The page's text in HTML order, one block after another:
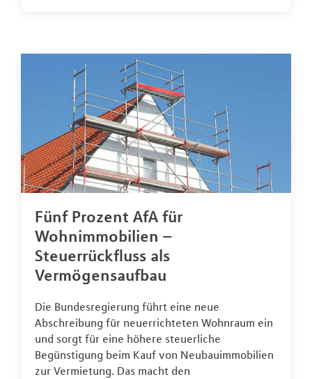
Fünf Prozent AfA für
Wohnimmobilien –
Steuerrückfluss als
Vermögensaufbau
Die Bundesregierung führt eine neue
Abschreibung für neuerrichteten Wohnraum ein
und sorgt für eine höhere steuerliche
Begünstigung beim Kauf von Neubauimmobilien
zur Vermietung. Das macht den